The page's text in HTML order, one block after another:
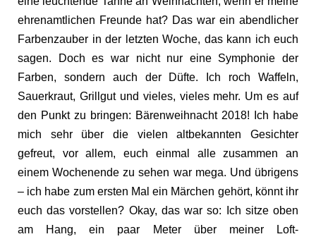
ehrenamtlichen Freunde hat? Das war ein abendlicher
Farbenzauber in der letzten Woche, das kann ich euch
sagen. Doch es war nicht nur eine Symphonie der
Farben, sondern auch der Düfte. Ich roch Waffeln,
Sauerkraut, Grillgut und vieles, vieles mehr. Um es auf
den Punkt zu bringen: Bärenweihnacht 2018! Ich habe
mich sehr über die vielen altbekannten Gesichter
gefreut, vor allem, euch einmal alle zusammen an
einem Wochenende zu sehen war mega. Und übrigens
– ich habe zum ersten Mal ein Märchen gehört, könnt ihr
euch das vorstellen? Okay, das war so: Ich sitze oben
am Hang, ein paar Meter über meiner Loft-